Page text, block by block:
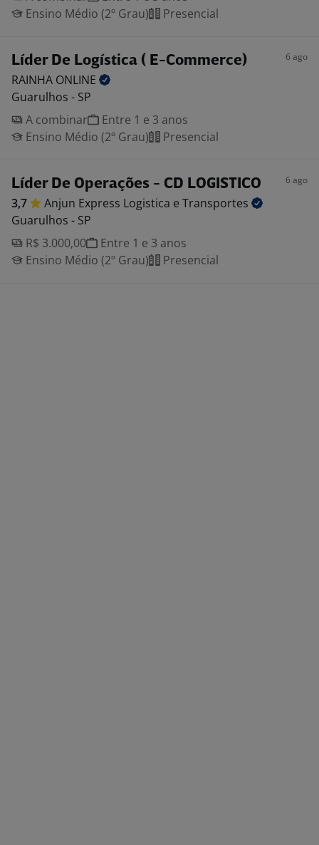
Ensino Médio (2º Grau)
Presencial
Líder De Logística ( E-Commerce) 6 ago
RAINHA ONLINE
Guarulhos - SP
A combinar
Entre 1 e 3 anos
Ensino Médio (2º Grau)
Presencial
Líder De Operações - CD LOGISTICO 6 ago
3,7 Anjun Express Logistica e Transportes
Guarulhos - SP
R$ 3.000,00
Entre 1 e 3 anos
Ensino Médio (2º Grau)
Presencial